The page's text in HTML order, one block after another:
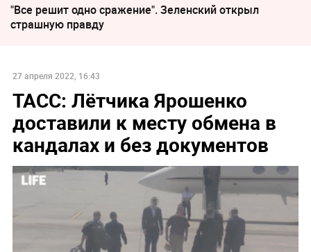
"Все решит одно сражение". Зеленский открыл
страшную правду
27 апреля 2022, 16:43
ТАСС: Лётчика Ярошенко
доставили к месту обмена в
кандалах и без документов